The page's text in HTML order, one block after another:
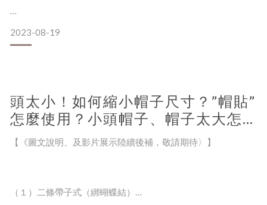
頭圍測量方式
選擇帽子尺寸最重要的事
(A) 一般布帽 (B) 頂部平面式 帽款
不同款式 帽子 的 平均 帽深建議
2023-08-19
頭太小！如何縮小帽子尺寸？”帽貼”
怎麼使用？小頭帽子、帽子太大怎
麼縮小【超簡單懶人包】
【《圖文說明、及影片展示陸續後補，敬請期待〉】
（１）二條帶子式（綁蝴蝶結）